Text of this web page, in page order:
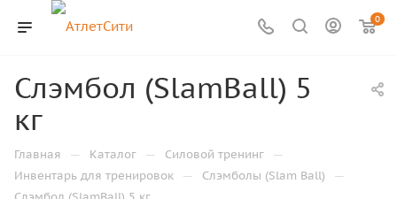
0
Слэмбол (SlamBall) 5
кг
Главная — Каталог — Силовой тренинг —
Инвентарь для тренировок — Слэмболы (Slam Ball) —